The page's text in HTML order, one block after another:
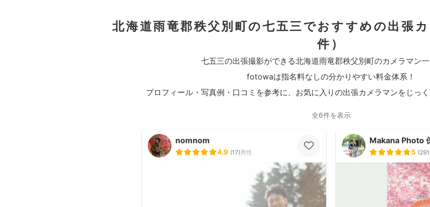
北海道雨竜郡秩父別町の七五三でおすすめの出張
件）
七五三の出張撮影ができる北海道雨竜郡秩父別町のカメラマン一
fotowaは指名料なしの分かりやすい料金体系！
プロフィール・写真例・口コミを参考に、お気に入りの出張カメラマンをじっく
全6件を表示
nomnom
4.9 (17)男性
Makana Photo
5 (291